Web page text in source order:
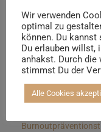
Yin Yogalehrer*in |
Hormon
Longevitytrainer*in
Wir verwenden
optimal zu
können. Du
Du erlauben willst,
anhakst. Durch die
stimmst Du der
Alle Cookies